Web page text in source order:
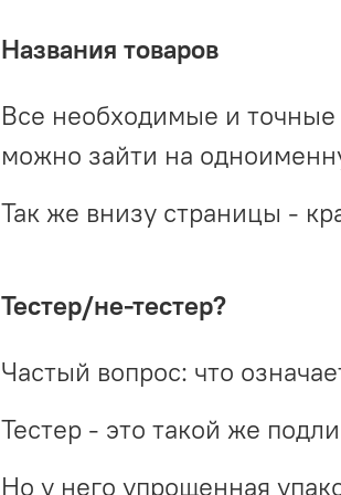
Названия товаров
Все необходимые и точные
можно зайти на
Так же внизу страницы -
Тестер/не-тестер?
Частый вопрос: что
Тестер - это такой же
Но у него упрощенная